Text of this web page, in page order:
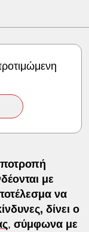
με
να
δίνει ο
, σύμφωνα με